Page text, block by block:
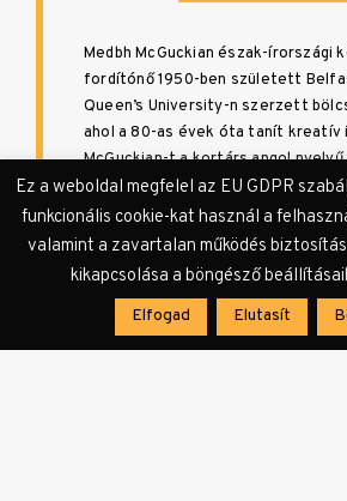
Medbh McGuckian észak-írországi
fordítónő 1950-ben született
Queen’s University-n szerzett
ahol a 80-as évek óta tanít kreatív
McGuckian-t a kortárs angol
egyik legmarkánsabb
számon, szövegei több kortárs ír
antológiában szerepelnek.
(2015) című kötetével bekerült a
Award rövidített listájára. A
számos díjat nyert (Poetry
Ez a weboldal megfelel az EU GDPR
funkcionális cookie-kat használ a
valamint a zavartalan működés
kikapcsolása a böngésző
Elfogad Elutasít